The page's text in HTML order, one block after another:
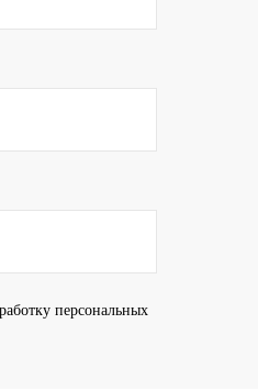
персональных